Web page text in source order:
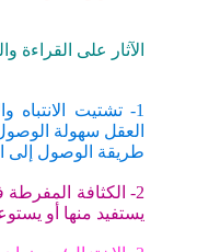
الآثار على القراءة
1- تشتيت الانتباه
العقل سهولة
طريقة الوصول إلى
2- الكثافة
يستفيد منها أو